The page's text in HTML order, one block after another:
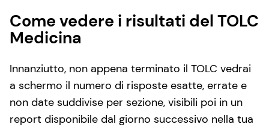
Come vedere i risultati del TOLC
Medicina
Innanziutto, non appena terminato il TOLC vedrai
a schermo il numero di risposte esatte, errate e
non date suddivise per sezione, visibili poi in un
report disponibile dal giorno successivo nella tua